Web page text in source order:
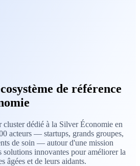
de référence
dédié à la Silver Économie en
acteurs — startups, grands groupes,
de soin — autour d'une mission
solutions innovantes pour améliorer la
âgées et de leurs aidants.